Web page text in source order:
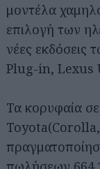
μοντέλα
επιλογή των
νέες εκδόσεις
Plug-in, Lexus
Τα κορυφαία
Toyota(Corolla,